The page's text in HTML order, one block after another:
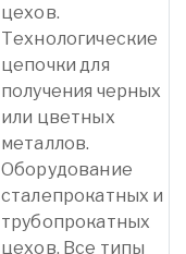
цехов.
Технологические
цепочки для
получения черных
или цветных
металлов.
Оборудование
сталепрокатных и
трубопрокатных
цехов. Все типы